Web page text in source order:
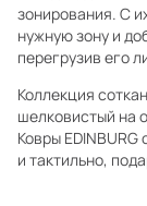
зонирования. С
нужную зону и
перегрузив его
Коллекция
шелковистый на
Ковры
и тактильно,